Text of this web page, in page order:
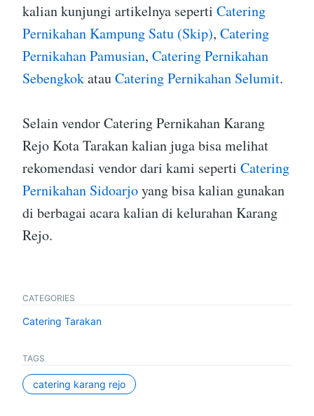
kalian kunjungi artikelnya seperti Catering
Pernikahan Kampung Satu (Skip), Catering
Pernikahan Pamusian, Catering Pernikahan
SebengkokatauCatering Pernikahan Selumit.
Selain vendor Catering Pernikahan Karang
Rejo Kota Tarakan kalian juga bisa melihat
rekomendasi vendor dari kami seperti Catering
Pernikahan Sidoarjoyang bisa kalian gunakan
di berbagai acara kalian di kelurahan Karang
Rejo.
CATEGORIES
Catering Tarakan
TAGS
catering karang rejo